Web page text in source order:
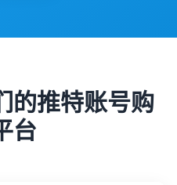
的推特账号购
台